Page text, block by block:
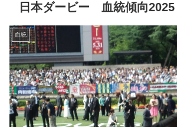
日本ダービー 血統傾向2025
血統